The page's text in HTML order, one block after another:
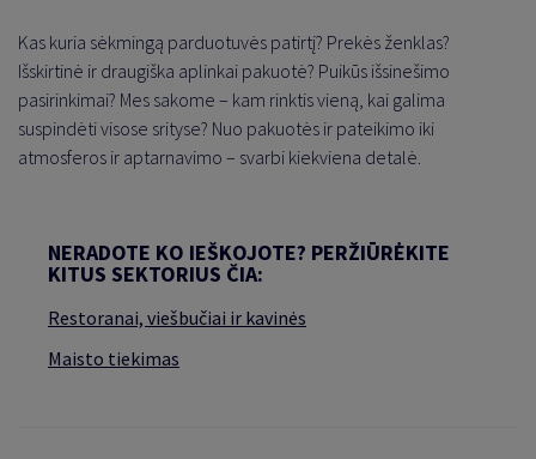
Kas kuria sėkmingą parduotuvės patirtį? Prekės ženklas?
Išskirtinė ir draugiška aplinkai pakuotė? Puikūs išsinešimo
pasirinkimai? Mes sakome – kam rinktis vieną, kai galima
suspindėti visose srityse? Nuo pakuotės ir pateikimo iki
atmosferos ir aptarnavimo – svarbi kiekviena detalė.
NERADOTE KO IEŠKOJOTE? PERŽIŪRĖKITE
KITUS SEKTORIUS ČIA:
Restoranai, viešbučiai ir kavinės
Maisto tiekimas